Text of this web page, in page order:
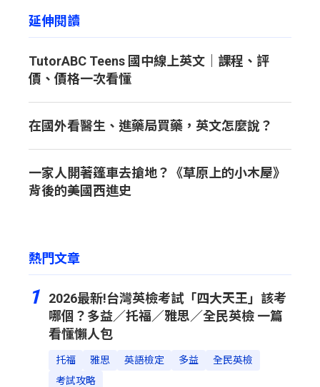
延伸閱讀
TutorABC Teens 國中線上英文｜課程、評
價、價格一次看懂
在國外看醫生、進藥局買藥，英文怎麼說？
一家人開著篷車去搶地？《草原上的小木屋》
背後的美國西進史
熱門文章
1
2026最新!台灣英檢考試「四大天王」該考
哪個？多益／托福／雅思／全民英檢 一篇
看懂懶人包
托福 雅思 英語檢定 多益
全民英檢
考試攻略